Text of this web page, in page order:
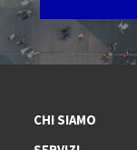
CHI SIAMO